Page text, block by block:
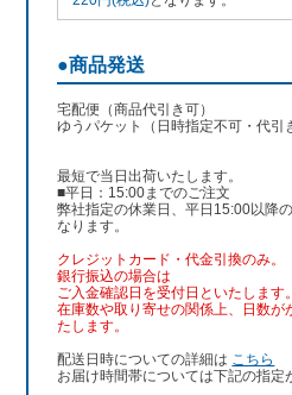
●商品発送
宅配便（商品代引き可）
ゆうパケット（日時指定不可・代引
最短で当日出荷いたします。
■平日：15:00までのご注文
弊社指定の休業日、平日15:00以降
なります。
クレジットカード・代金引換のみ。
銀行振込の場合は
ご入金確認日を受付日といたします。
在庫数や取り寄せの関係上、日数が
たします。
配送日時についての詳細は こちら
お届け時間帯については下記の指定